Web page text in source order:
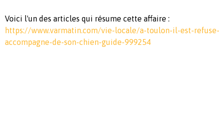
Voici l'un des articles qui résume cette affaire :
https://www.varmatin.com/vie-locale/a-toulon-il-est-
accompagne-de-son-chien-guide-999254